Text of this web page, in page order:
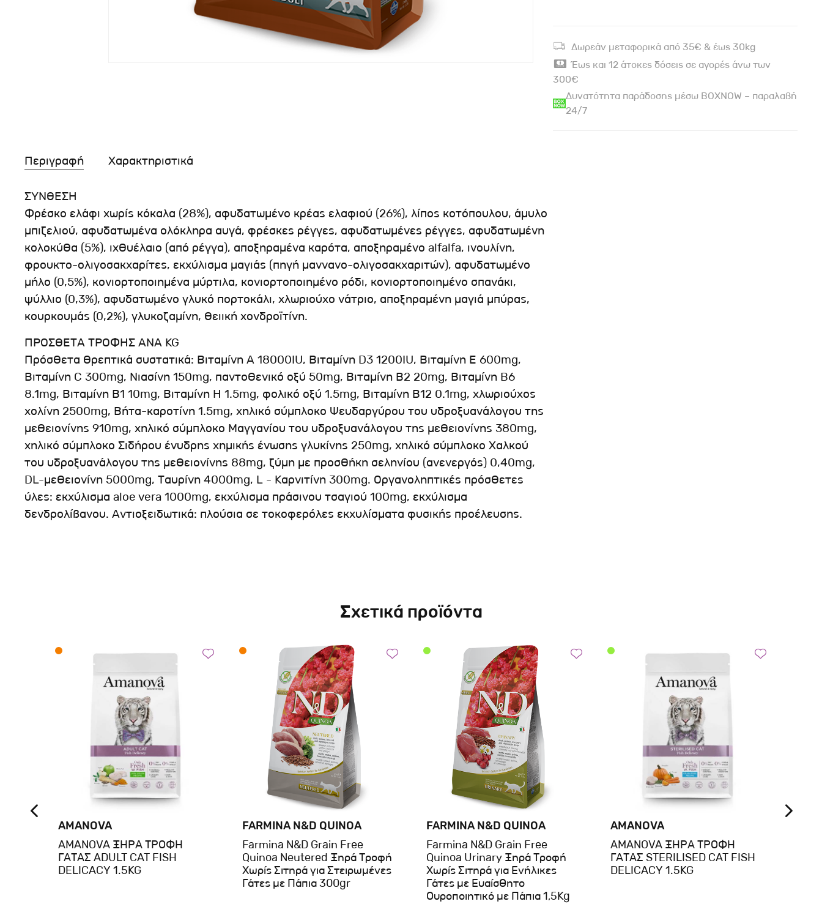
Δωρεάν μεταφορικά από 35€ & έως 30kg
Έως και 12 άτοκες δόσεις σε αγορές άνω των
300€
Δυνατότητα παράδοσης μέσω BOXNOW – παραλαβή
24/7
Περιγραφή Χαρακτηριστικά
ΣΥΝΘΕΣΗ
Φρέσκο ελάφι χωρίς κόκαλα (28%), αφυδατωμένο κρέας ελαφιού (26%), λίπος κοτόπουλου, άμυλο
μπιζελιού, αφυδατωμένα ολόκληρα αυγά, φρέσκες ρέγγες, αφυδατωμένες ρέγγες, αφυδατωμένη
κολοκύθα (5%), ιχθυέλαιο (από ρέγγα), αποξηραμένα καρότα, αποξηραμένο alfalfa, ινουλίνη,
φρουκτο-ολιγοσακχαρίτες, εκχύλισμα μαγιάς (πηγή μαννανο-ολιγοσακχαριτών), αφυδατωμένο
μήλο (0,5%), κονιορτοποιημένα μύρτιλα, κονιορτοποιημένο ρόδι, κονιορτοποιημένο σπανάκι,
ψύλλιο (0,3%), αφυδατωμένο γλυκό πορτοκάλι, χλωριούχο νάτριο, αποξηραμένη μαγιά μπύρας,
κουρκουμάς (0,2%), γλυκοζαμίνη, θειική χονδροϊτίνη.
ΠΡΟΣΘΕΤΑ ΤΡΟΦΗΣ ΑΝΑ KG
Πρόσθετα θρεπτικά συστατικά: Βιταμίνη Α 18000IU, Βιταμίνη D3 1200IU, Βιταμίνη Ε 600mg,
Βιταμίνη C 300mg, Νιασίνη 150mg, παντοθενικό οξύ 50mg, Βιταμίνη Β2 20mg, Βιταμίνη B6
8.1mg, Βιταμίνη Β1 10mg, Βιταμίνη H 1.5mg, φολικό οξύ 1.5mg, Βιταμίνη Β12 0.1mg, χλωριούχος
χολίνη 2500mg, Βήτα-καροτίνη 1.5mg, χηλικό σύμπλοκο Ψευδαργύρου του υδροξυανάλογου της
μεθειονίνης 910mg, χηλικό σύμπλοκο Μαγγανίου του υδροξυανάλογου της μεθειονίνης 380mg,
χηλικό σύμπλοκο Σιδήρου ένυδρης χημικής ένωσης γλυκίνης 250mg, χηλικό σύμπλοκο Χαλκού
του υδροξυανάλογου της μεθειονίνης 88mg, ζύμη με προσθήκη σεληνίου (ανενεργός) 0,40mg,
DL-μεθειονίνη 5000mg, Ταυρίνη 4000mg, L - Kαρνιτίνη 300mg. Οργανοληπτικές πρόσθετες
ύλες: εκχύλισμα aloe vera 1000mg, εκχύλισμα πράσινου τσαγιού 100mg, εκχύλισμα
δενδρολίβανου. Αντιοξειδωτικά: πλούσια σε τοκοφερόλες εκχυλίσματα φυσικής προέλευσης.
Σχετικά προϊόντα
AMANOVA
AMANOVA ΞΗΡΑ ΤΡΟΦΗ
ΓΑΤΑΣ ADULT CAT FISH
DELICACY 1.5KG
FARMINA N&D QUINOA
Farmina N&D Grain Free
Quinoa Neutered Ξηρά Τροφή
Χωρίς Σιτηρά για Στειρωμένες
Γάτες με Πάπια 300gr
FARMINA N&D QUINOA
Farmina N&D Grain Free
Quinoa Urinary Ξηρά Τροφή
Χωρίς Σιτηρά για Ενήλικες
Γάτες με Ευαίσθητο
Ουροποιητικό με Πάπια 1,5Kg
AMANOVA
AMANOVA ΞΗΡΑ ΤΡΟΦΗ
ΓΑΤΑΣ STERILISED CAT FISH
DELICACY 1.5KG